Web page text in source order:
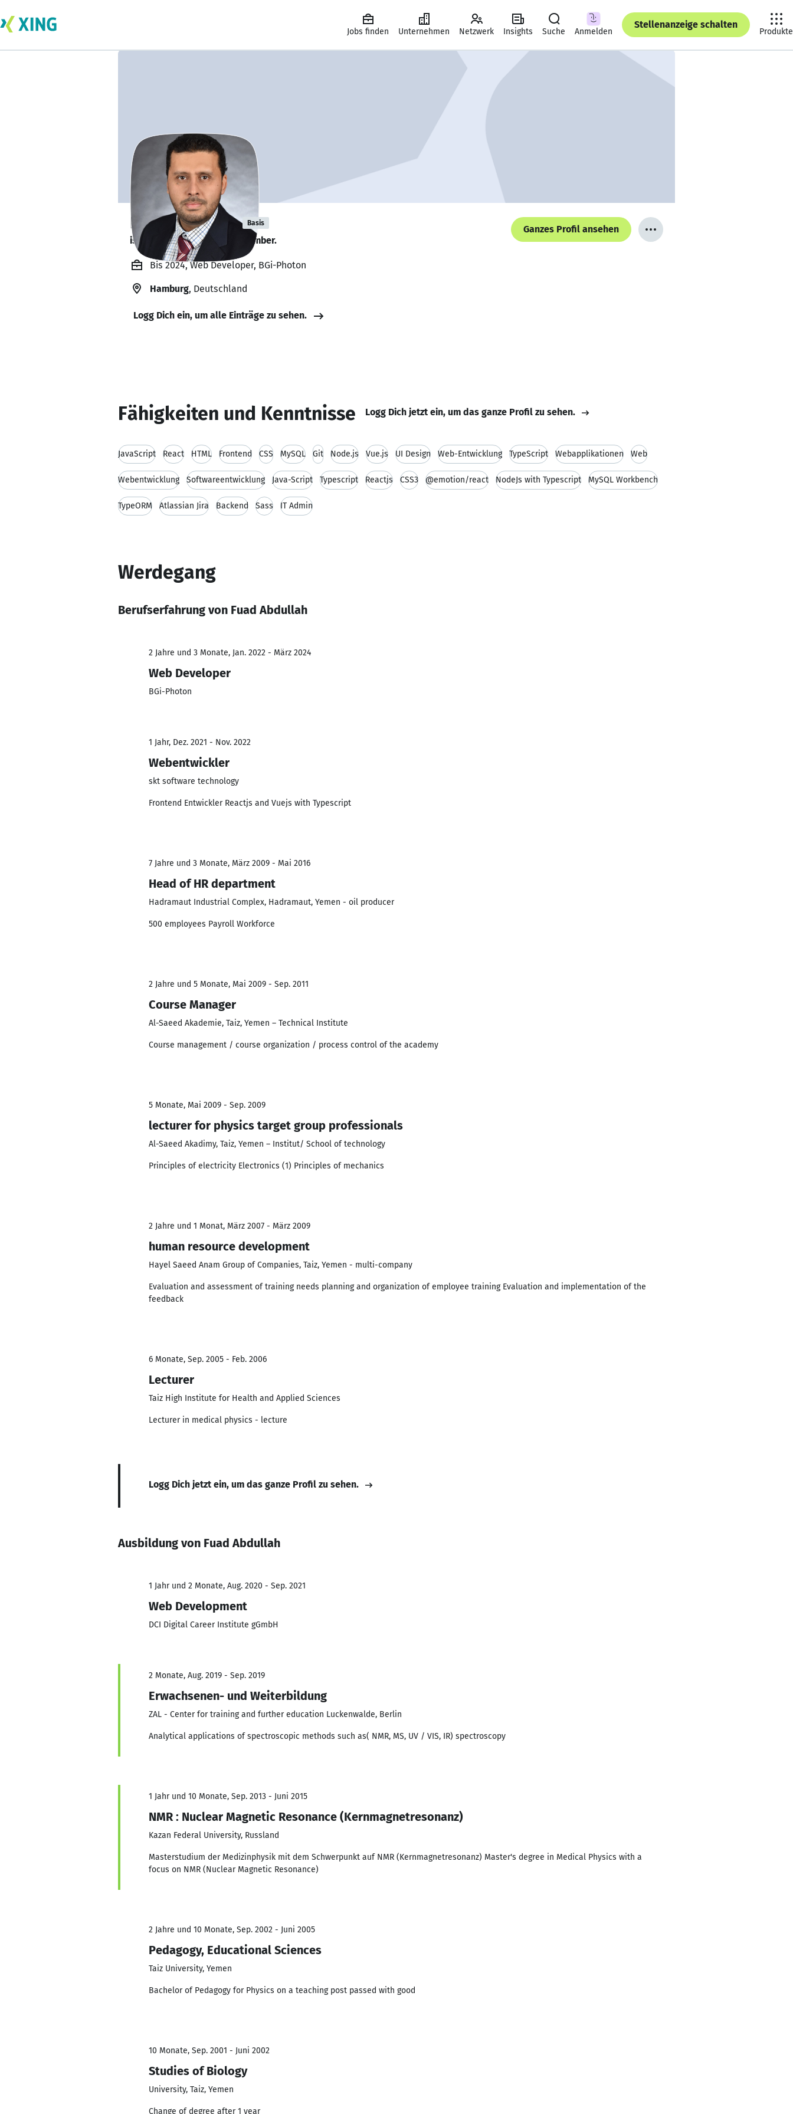
Jobs finden Unternehmen Netzwerk Insights Suche Anmelden
Stellenanzeige schalten
Produkte
Fuad Abdullah Basis
is looking for a new team member.
Ganzes Profil ansehen
Bis 2024, Web Developer, BGi-Photon
Hamburg, Deutschland
Logg Dich ein, um alle Einträge zu sehen.
Fähigkeiten und Kenntnisse Logg Dich jetzt ein, um das ganze Profil zu sehen.
JavaScript React HTML Frontend CSS MySQL Git Node.js Vue.js UI Design Web-Entwicklung TypeScript Webapplikationen Web
Webentwicklung Softwareentwicklung Java-Script Typescript Reactjs CSS3 @emotion/react NodeJs with Typescript MySQL Workbench
TypeORM Atlassian Jira Backend Sass IT Admin
Werdegang
Berufserfahrung von Fuad Abdullah
2 Jahre und 3 Monate, Jan. 2022 - März 2024
Web Developer
BGi-Photon
1 Jahr, Dez. 2021 - Nov. 2022
Webentwickler
skt software technology
Frontend Entwickler Reactjs and Vuejs with Typescript
7 Jahre und 3 Monate, März 2009 - Mai 2016
Head of HR department
Hadramaut Industrial Complex, Hadramaut, Yemen - oil producer
500 employees Payroll Workforce
2 Jahre und 5 Monate, Mai 2009 - Sep. 2011
Course Manager
Al-Saeed Akademie, Taiz, Yemen – Technical Institute
Course management / course organization / process control of the academy
5 Monate, Mai 2009 - Sep. 2009
lecturer for physics target group professionals
Al-Saeed Akadimy, Taiz, Yemen – Institut/ School of technology
Principles of electricity Electronics (1) Principles of mechanics
2 Jahre und 1 Monat, März 2007 - März 2009
human resource development
Hayel Saeed Anam Group of Companies, Taiz, Yemen - multi-company
Evaluation and assessment of training needs planning and organization of employee training Evaluation and implementation of the
feedback
6 Monate, Sep. 2005 - Feb. 2006
Lecturer
Taiz High Institute for Health and Applied Sciences
Lecturer in medical physics - lecture
Logg Dich jetzt ein, um das ganze Profil zu sehen.
Ausbildung von Fuad Abdullah
1 Jahr und 2 Monate, Aug. 2020 - Sep. 2021
Web Development
DCI Digital Career Institute gGmbH
2 Monate, Aug. 2019 - Sep. 2019
Erwachsenen- und Weiterbildung
ZAL - Center for training and further education Luckenwalde, Berlin
Analytical applications of spectroscopic methods such as( NMR, MS, UV / VIS, IR) spectroscopy
1 Jahr und 10 Monate, Sep. 2013 - Juni 2015
NMR : Nuclear Magnetic Resonance (Kernmagnetresonanz)
Kazan Federal University, Russland
Masterstudium der Medizinphysik mit dem Schwerpunkt auf NMR (Kernmagnetresonanz) Master's degree in Medical Physics with a
focus on NMR (Nuclear Magnetic Resonance)
2 Jahre und 10 Monate, Sep. 2002 - Juni 2005
Pedagogy, Educational Sciences
Taiz University, Yemen
Bachelor of Pedagogy for Physics on a teaching post passed with good
10 Monate, Sep. 2001 - Juni 2002
Studies of Biology
University, Taiz, Yemen
Change of degree after 1 year